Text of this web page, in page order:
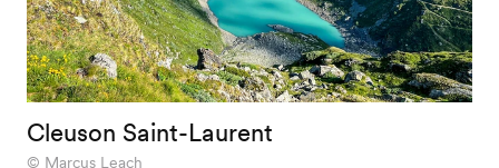
Cleuson Saint-Laurent
Marcus Leach